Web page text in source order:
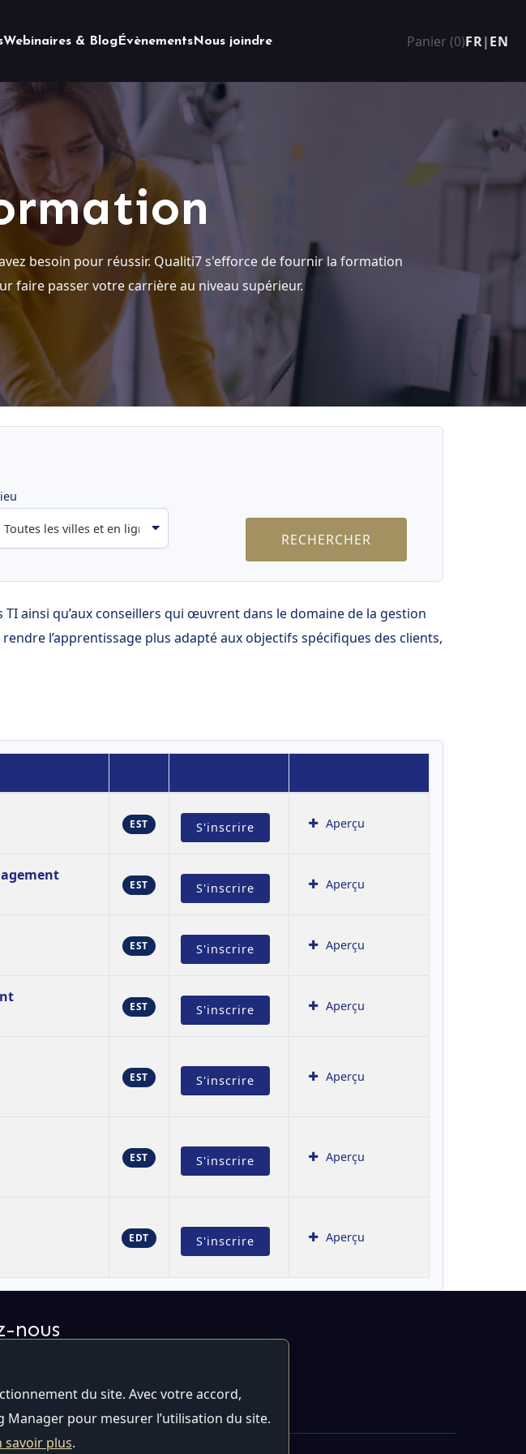
Webinaires & Blog Évènements Nous joindre Panier (0)FR|EN
besoin pour réussir. Qualiti7 s'efforce de fournir la formation
faire passer votre carrière au niveau supérieur.
ainsi qu’aux conseillers qui œuvrent dans le domaine de la gestion
l’apprentissage plus adapté aux objectifs spécifiques des clients,
EST S'inscrire Aperçu
EST S'inscrire Aperçu
EST S'inscrire Aperçu
EST S'inscrire Aperçu
EST S'inscrire Aperçu
EST S'inscrire Aperçu
EDT S'inscrire Aperçu
nous
du site. Avec votre accord,
Manager pour mesurer l’utilisation du site.
savoir plus.